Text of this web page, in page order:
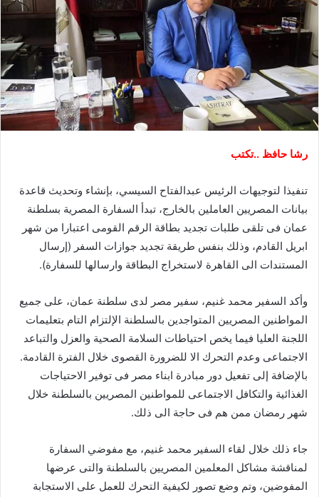
رشا حافظ ..تكتب
تنفيذا لتوجيهات الرئيس عبدالفتاح السيسي، بإنشاء وتحديث قاعدة
بيانات المصريين العاملين بالخارج، تبدأ السفارة المصرية بسلطنة
عمان فى تلقى طلبات تجديد بطاقة الرقم القومى اعتبارا من شهر
ابريل القادم، وذلك بنفس طريقة تجديد جوازات السفر (إرسال
المستندات الى القاهرة لاستخراج البطاقة وارسالها للسفارة).
وأكد السفير محمد غنيم، سفير مصر لدى سلطنة عمان، على جميع
المواطنين المصريين المتواجدين بالسلطنة الإلتزام التام بتعليمات
اللجنة العليا فيما يخص احتياطات السلامة الصحية والعزل والتباعد
الاجتماعى وعدم التحرك الا للضرورة القصوى خلال الفترة القادمة.
بالإضافة إلى تفعيل دور مبادرة ابناء مصر فى توفير الاحتياجات
الغذائية والتكافل الاجتماعى للمواطنين المصريين بالسلطنة خلال
شهر رمضان ممن هم فى حاجة الى ذلك.
جاء ذلك خلال لقاء السفير محمد غنيم، مع مفوضي السفارة
لمناقشة مشاكل المعلمين المصريين بالسلطنة والتى عرضها
المفوضين، وتم وضع تصور لكيفية التحرك للعمل على الاستجابة